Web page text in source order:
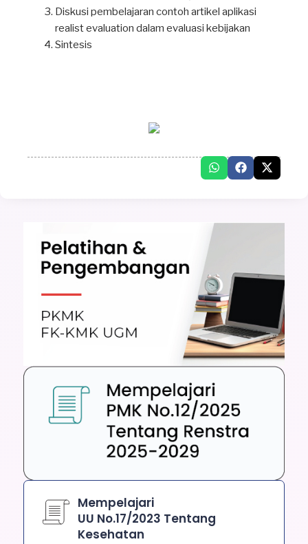
Diskusi pembelajaran contoh artikel aplikasi
realist evaluation dalam evaluasi kebijakan
Sintesis
Mempelajari
UU No.17/2023 Tentang
Kesehatan